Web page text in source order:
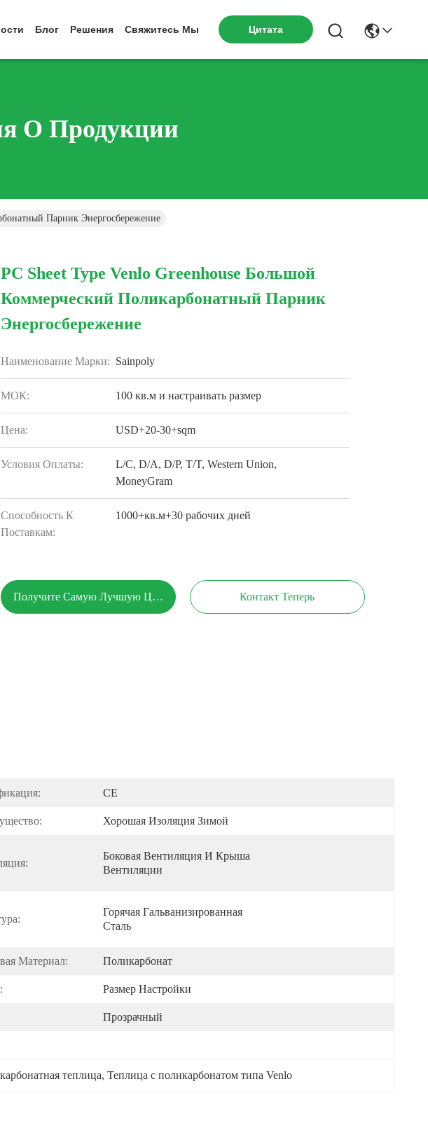
Блог Решения Свяжитесь Мы Цитата
О Продукции
Парник Энергосбережение
PC Sheet Type Venlo Greenhouse Большой
Коммерческий Поликарбонатный Парник
Энергосбережение
Наименование Марки: Sainpoly
МОК: 100 кв.м и настраивать размер
Цена: USD+20-30+sqm
Условия Оплаты:
L/C, D/A, D/P, T/T, Western Union,
MoneyGram
Способность К
Поставкам:
1000+кв.м+30 рабочих дней
Получите Самую Лучшую Цену Контакт Теперь
CE
Хорошая Изоляция Зимой
Боковая Вентиляция И Крыша
Вентиляции
Горячая Гальванизированная
Сталь
Материал: Поликарбонат
Размер Настройки
Прозрачный
теплица, Теплица с поликарбонатом типа Venlo